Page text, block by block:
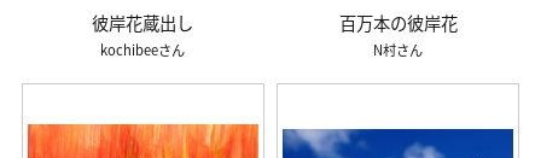
彼岸花蔵出し
kochibee
百万本の彼岸花
N村